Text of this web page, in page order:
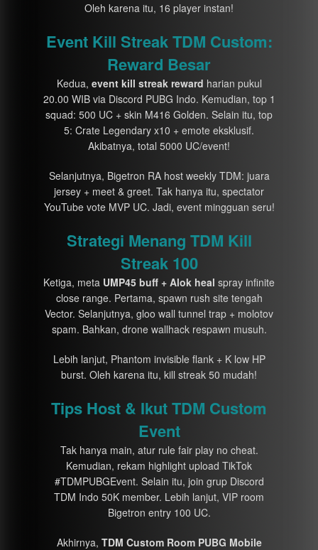
Oleh karena itu, 16 player instan!
Event Kill Streak TDM Custom:
Reward Besar
Kedua, event kill streak reward harian pukul
20.00 WIB via Discord PUBG Indo. Kemudian, top 1
squad: 500 UC + skin M416 Golden. Selain itu, top
5: Crate Legendary x10 + emote eksklusif.
Akibatnya, total 5000 UC/event!
Selanjutnya, Bigetron RA host weekly TDM: juara
jersey + meet & greet. Tak hanya itu, spectator
YouTube vote MVP UC. Jadi, event mingguan seru!
Strategi Menang TDM Kill
Streak 100
Ketiga, meta UMP45 buff + Alok heal spray infinite
close range. Pertama, spawn rush site tengah
Vector. Selanjutnya, gloo wall tunnel trap + molotov
spam. Bahkan, drone wallhack respawn musuh.
Lebih lanjut, Phantom invisible flank + K low HP
burst. Oleh karena itu, kill streak 50 mudah!
Tips Host & Ikut TDM Custom
Event
Tak hanya main, atur rule fair play no cheat.
Kemudian, rekam highlight upload TikTok
#TDMPUBGEvent. Selain itu, join grup Discord
TDM Indo 50K member. Lebih lanjut, VIP room
Bigetron entry 100 UC.
Akhirnya, TDM Custom Room PUBG Mobile